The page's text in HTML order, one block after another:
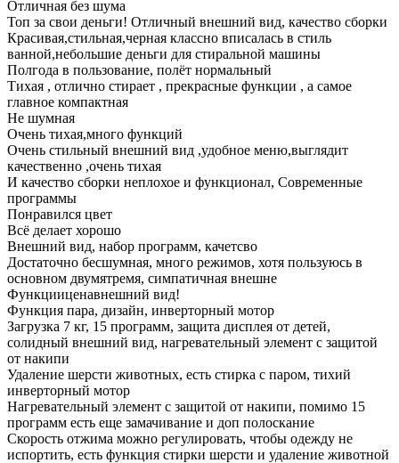
Отличная без шума
Топ за свои деньги! Отличный внешний вид, качество сборки
Красивая,стильная,черная классно вписалась в стиль
ванной,небольшие деньги для стиральной машины
Полгода в пользование, полëт нормальный
Тихая , отлично стирает , прекрасные функции , а самое
главное компактная
Не шумная
Очень тихая,много функций
Очень стильный внешний вид ,удобное меню,выглядит
качественно ,очень тихая
И качество сборки неплохое и функционал, Современные
программы
Понравился цвет
Всё делает хорошо
Внешний вид, набор программ, качетсво
Достаточно бесшумная, много режимов, хотя пользуюсь в
основном двумятремя, симпатичная внешне
Функцииценавнешний вид!
Функция пара, дизайн, инверторный мотор
Загрузка 7 кг, 15 программ, защита дисплея от детей,
солидный внешний вид, нагревательный элемент с защитой
от накипи
Удаление шерсти животных, есть стирка с паром, тихий
инверторный мотор
Нагревательный элемент с защитой от накипи, помимо 15
программ есть еще замачивание и доп полоскание
Скорость отжима можно регулировать, чтобы одежду не
испортить, есть функция стирки шерсти и удаление животной